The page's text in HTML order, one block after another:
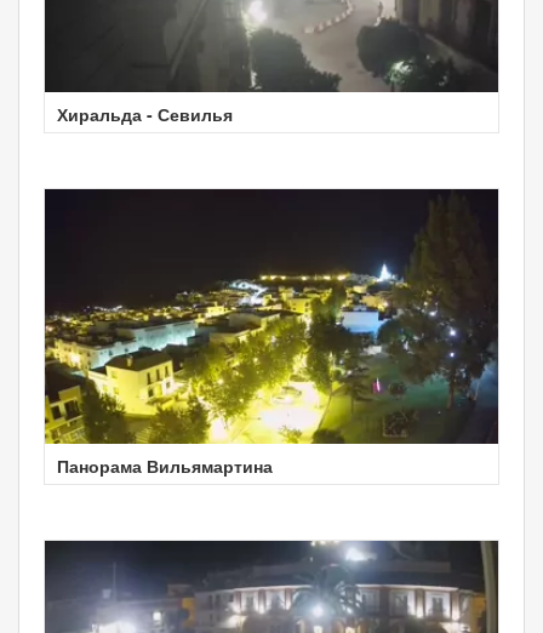
Хиральда - Севилья
Панорама Вильямартина